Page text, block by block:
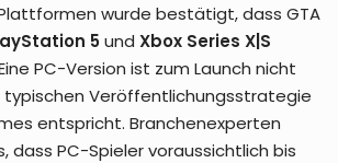
wurde bestätigt, dass GTA
5und Xbox Series X|S
PC-Version ist zum Launch nicht
Veröffentlichungsstrategie
entspricht. Branchenexperten
dass PC-Spieler voraussichtlich bis